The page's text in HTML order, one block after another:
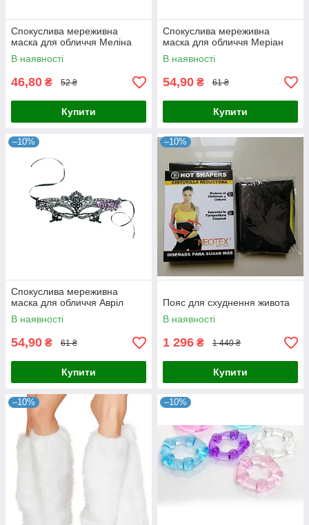
Спокуслива мереживна
маска для обличчя Меліна
В наявності
46,80 ₴ 52 ₴
Купити
Спокуслива мереживна
маска для обличчя Меріан
В наявності
54,90 ₴ 61 ₴
Купити
–10%
Спокуслива мереживна
маска для обличчя Авріл
В наявності
54,90 ₴ 61 ₴
Купити
–10%
Пояс для схуднення живота
В наявності
1 296 ₴ 1 440 ₴
Купити
–10% –10%